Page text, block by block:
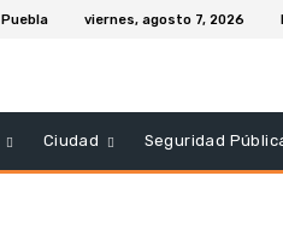
Puebla viernes, agosto 7, 2026
Ciudad Seguridad